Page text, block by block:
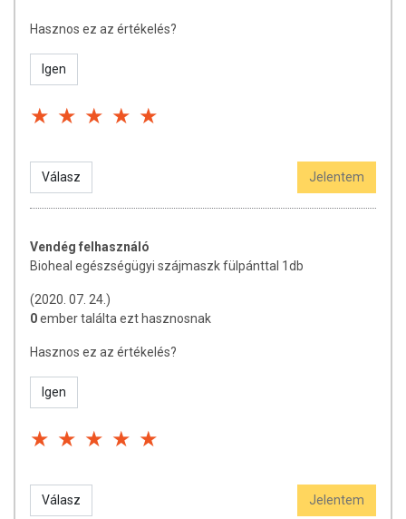
átvitelét - – derül ki egy, a Nature folyóiratban nemrégiben
Származási hely: Kína
Hasznos ez az értékelés?
Igen
Válasz Jelentem
Vendég felhasználó
Bioheal egészségügyi szájmaszk fülpánttal 1db
(2020. 07. 24.)
0ember találta ezt hasznosnak
Hasznos ez az értékelés?
Igen
Válasz Jelentem